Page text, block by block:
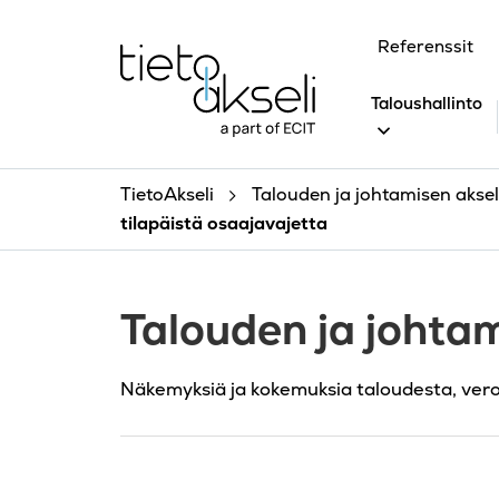
Referenssit
Taloushallinto
TietoAkseli
Talouden ja johtamisen
tilapäistä osaajavajetta
Talouden ja
Näkemyksiä ja kokemuksia taloudesta,